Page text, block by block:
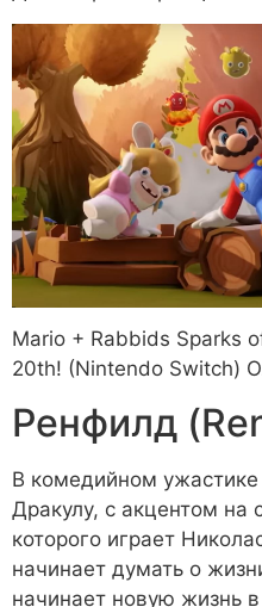
Mario + Rabbids Sparks
20th! (Nintendo Switch)
Ренфилд
В комедийном
Дракулу, с акцентом на
которого играет
начинает думать о
начинает новую жизнь